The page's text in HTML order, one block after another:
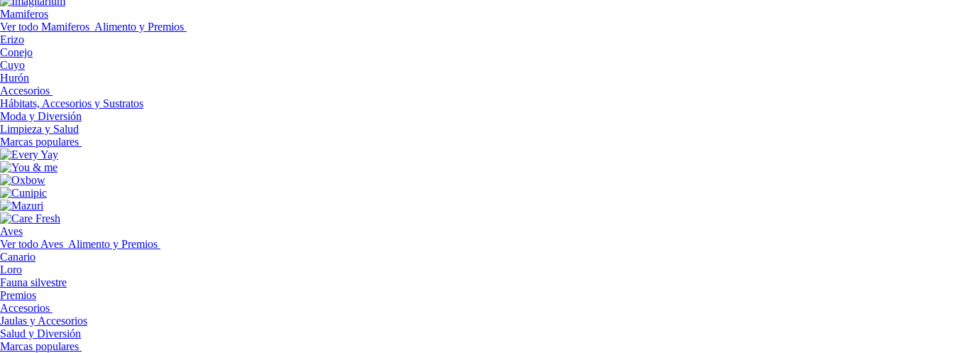
Mamiferos
Ver todo Mamiferos Alimento y Premios
Erizo
Conejo
Cuyo
Hurón
Accesorios
Hábitats, Accesorios y Sustratos
Moda y Diversión
Limpieza y Salud
Marcas populares
Aves
Ver todo Aves Alimento y Premios
Canario
Loro
Fauna silvestre
Premios
Accesorios
Jaulas y Accesorios
Salud y Diversión
Marcas populares